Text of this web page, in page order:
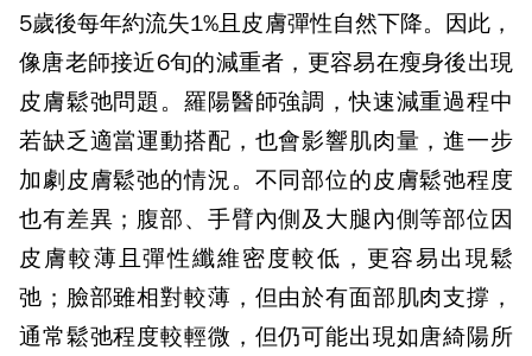
5歲後每年約流失1%且皮膚彈性自然下降。因此，
像唐老師接近6旬的減重者，更容易在瘦身後出現
皮膚鬆弛問題。羅陽醫師強調，快速減重過程中
若缺乏適當運動搭配，也會影響肌肉量，進一步
加劇皮膚鬆弛的情況。不同部位的皮膚鬆弛程度
也有差異；腹部、手臂內側及大腿內側等部位因
皮膚較薄且彈性纖維密度較低，更容易出現鬆
弛；臉部雖相對較薄，但由於有面部肌肉支撐，
通常鬆弛程度較輕微，但仍可能出現如唐綺陽所